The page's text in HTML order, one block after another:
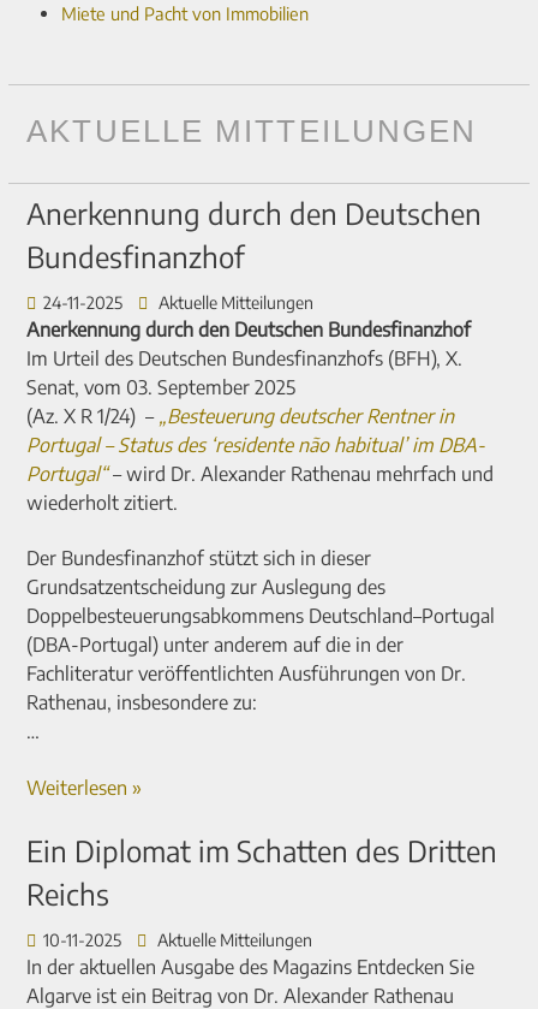
Miete und Pacht von Immobilien
AKTUELLE MITTEILUNGEN
Anerkennung durch den Deutschen
Bundesfinanzhof
24-11-2025 Aktuelle Mitteilungen
Anerkennung durch den Deutschen Bundesfinanzhof
Im Urteil des Deutschen Bundesfinanzhofs (BFH), X.
Senat, vom 03. September 2025
(Az. X R 1/24) – „Besteuerung deutscher Rentner in
Portugal – Status des ‘residente não habitual’ im DBA-
Portugal“– wird Dr. Alexander Rathenau mehrfach und
wiederholt zitiert.
Der Bundesfinanzhof stützt sich in dieser
Grundsatzentscheidung zur Auslegung des
Doppelbesteuerungsabkommens Deutschland–Portugal
(DBA-Portugal) unter anderem auf die in der
Fachliteratur veröffentlichten Ausführungen von Dr.
Rathenau, insbesondere zu:
…
Anerkennung
durch
den
Bundesfinanzhof
Weiterlesen »
Ein Diplomat im Schatten des Dritten
Reichs
10-11-2025 Aktuelle Mitteilungen
In der aktuellen Ausgabe des Magazins Entdecken Sie
Algarve ist ein Beitrag von Dr. Alexander Rathenau
Diplomat
im
des
Dritten
Reichs
Rechtslage
verbindlich
geklärt:
eines
Erbanteils
unterliegt
in
Portugal
keiner
Veräußerungsgewinnsteuer!
Millionenbetrug
im
Immobiliensektor
Dr.
Rathenau
&
Kollegen
klärt
auf
Bauten
an
Algarve
–
Ein
unkontrolliertes
Problem